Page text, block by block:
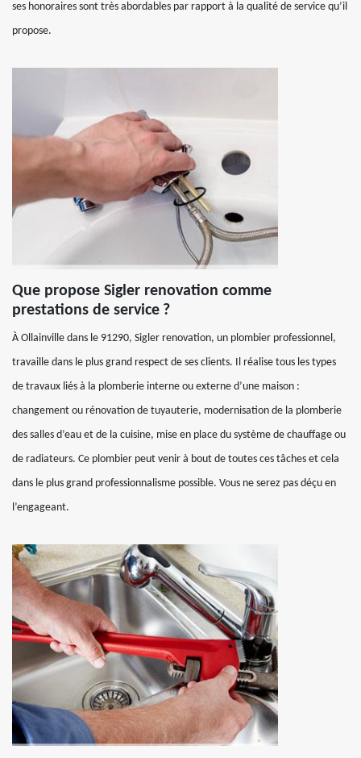
ses honoraires sont très abordables par rapport à la qualité de service qu’il
propose.
Que propose Sigler renovation comme
prestations de service ?
À Ollainville dans le 91290, Sigler renovation, un plombier professionnel,
travaille dans le plus grand respect de ses clients. Il réalise tous les types
de travaux liés à la plomberie interne ou externe d’une maison :
changement ou rénovation de tuyauterie, modernisation de la plomberie
des salles d’eau et de la cuisine, mise en place du système de chauffage ou
de radiateurs. Ce plombier peut venir à bout de toutes ces tâches et cela
dans le plus grand professionnalisme possible. Vous ne serez pas déçu en
l’engageant.